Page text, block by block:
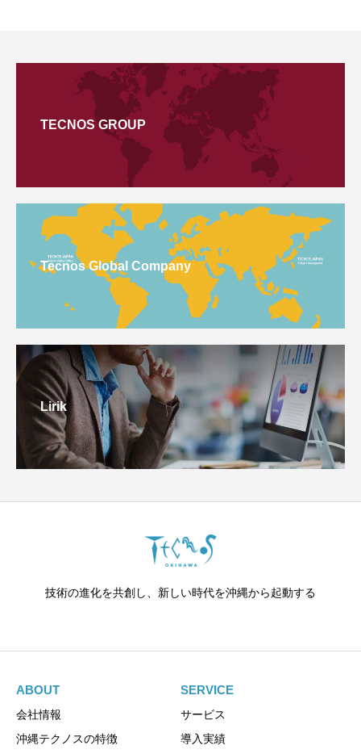
TECNOS GROUP
Tecnos Global Company
Lirik
技術の進化を共創し、新しい時代を沖縄から起動する
ABOUT
会社情報
沖縄テクノスの特徴
SERVICE
サービス
導入実績